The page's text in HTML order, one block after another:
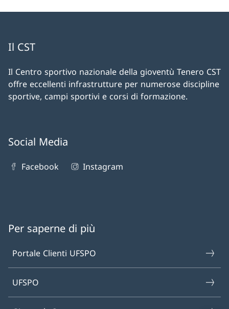
Il CST
Il Centro sportivo nazionale della gioventù Tenero CST
offre eccellenti infrastrutture per numerose discipline
sportive, campi sportivi e corsi di formazione.
Social Media
Facebook Instagram
Per saperne di più
Portale Clienti UFSPO
UFSPO